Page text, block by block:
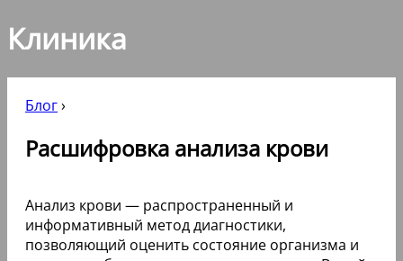
Клиника
Блог›
Расшифровка анализа крови
Анализ крови — распространенный и
информативный метод диагностики,
позволяющий оценить состояние организма и